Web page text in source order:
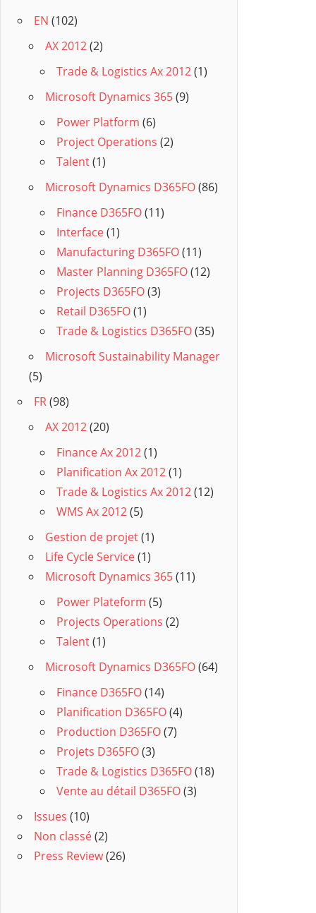
EN (102)
AX 2012(2)
Trade & Logistics Ax 2012(1)
Microsoft Dynamics 365(9)
Power Platform (6)
Project Operations (2)
Talent(1)
Microsoft Dynamics D365FO(86)
Finance D365FO(11)
Interface(1)
Manufacturing D365FO(11)
Master Planning D365FO(12)
Projects D365FO(3)
Retail D365FO(1)
Trade & Logistics D365FO(35)
Microsoft Sustainability Manager
(5)
FR(98)
AX 2012(20)
Finance Ax 2012(1)
Planification Ax 2012(1)
Trade & Logistics Ax 2012(12)
WMS Ax 2012(5)
Gestion de projet(1)
Life Cycle Service(1)
Microsoft Dynamics 365(11)
Power Plateform (5)
Projects Operations (2)
Talent(1)
Microsoft Dynamics D365FO(64)
Finance D365FO(14)
Planification D365FO(4)
Production D365FO(7)
Projets D365FO(3)
Trade & Logistics D365FO(18)
Vente au détail D365FO(3)
Issues (10)
Non classé(2)
Press Review(26)